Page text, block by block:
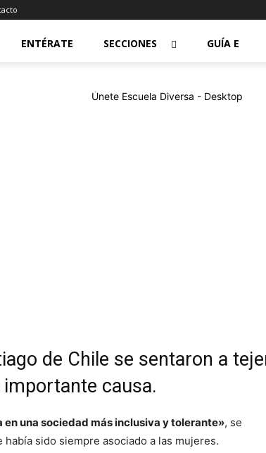
ENTÉRATE SECCIONES GUÍA E
de Chile se sentaron a
causa.
una sociedad más inclusiva y tolerante», se
sido siempre asociado a las mujeres.